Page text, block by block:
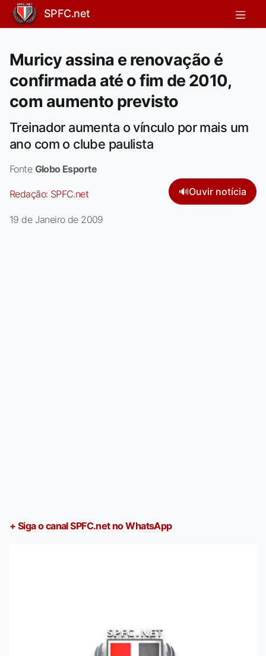
SPFC.net
Muricy assina e renovação é
confirmada até o fim de 2010,
com aumento previsto
Treinador aumenta o vínculo por mais um
ano com o clube paulista
Fonte Globo Esporte
Redação: SPFC.net 🔊Ouvir notícia
19 de Janeiro de 2009
+ Siga o canal SPFC.net no WhatsApp